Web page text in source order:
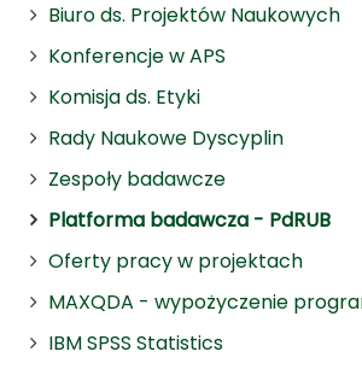
Biuro ds. Projektów Naukowych
Konferencje w APS
Komisja ds. Etyki
Rady Naukowe Dyscyplin
Zespoły badawcze
Platforma badawcza - PdRUB
Oferty pracy w projektach
MAXQDA - wypożyczenie
IBM SPSS Statistics